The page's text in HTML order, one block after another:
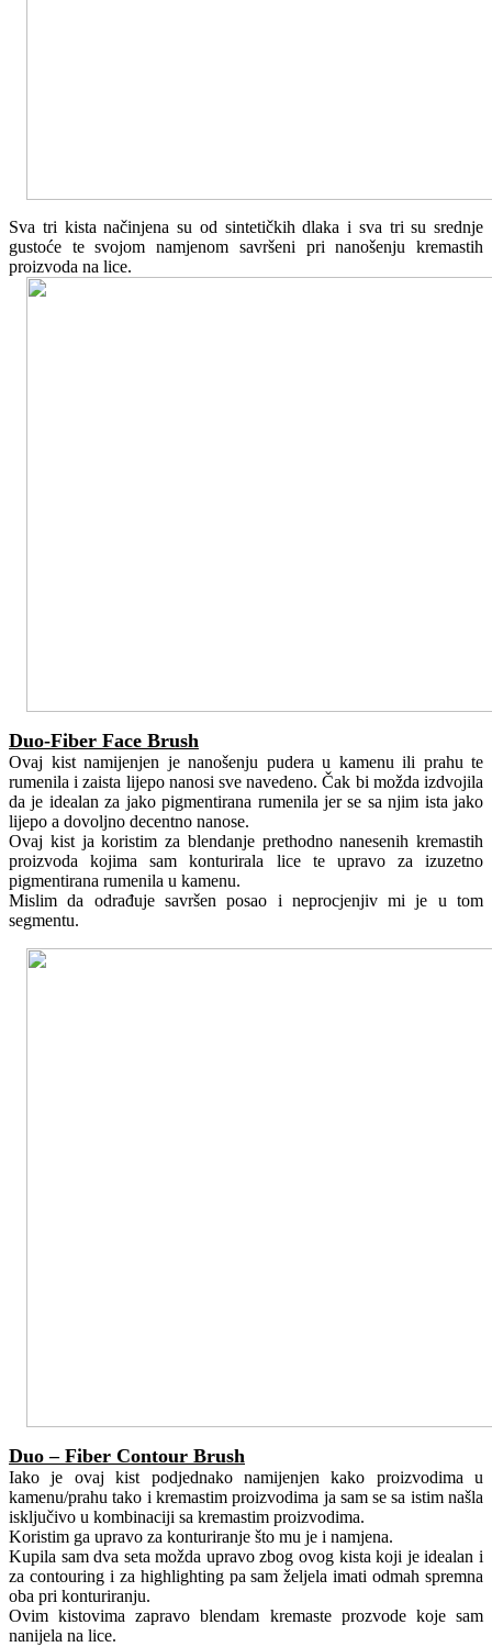
Sva tri kista načinjena su od sintetičkih dlaka i sva tri su srednje
gustoće te svojom namjenom savršeni pri nanošenju kremastih
proizvoda na lice.
Duo-Fiber Face Brush
Ovaj kist namijenjen je nanošenju pudera u kamenu ili prahu te
rumenila i zaista lijepo nanosi sve navedeno. Čak bi možda izdvojila
da je idealan za jako pigmentirana rumenila jer se sa njim ista jako
lijepo a dovoljno decentno nanose.
Ovaj kist ja koristim za blendanje prethodno nanesenih kremastih
proizvoda kojima sam konturirala lice te upravo za izuzetno
pigmentirana rumenila u kamenu.
Mislim da odrađuje savršen posao i neprocjenjiv mi je u tom
segmentu.
Duo – Fiber Contour Brush
Iako je ovaj kist podjednako namijenjen kako proizvodima u
kamenu/prahu tako i kremastim proizvodima ja sam se sa istim našla
isključivo u kombinaciji sa kremastim proizvodima.
Koristim ga upravo za konturiranje što mu je i namjena.
Kupila sam dva seta možda upravo zbog ovog kista koji je idealan i
za contouring i za highlighting pa sam željela imati odmah spremna
oba pri konturiranju.
Ovim kistovima zapravo blendam kremaste prozvode koje sam
nanijela na lice.